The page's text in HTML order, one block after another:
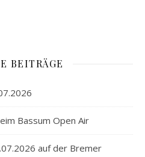
BEITRÄGE
Bassum Open Air
auf der Bremer